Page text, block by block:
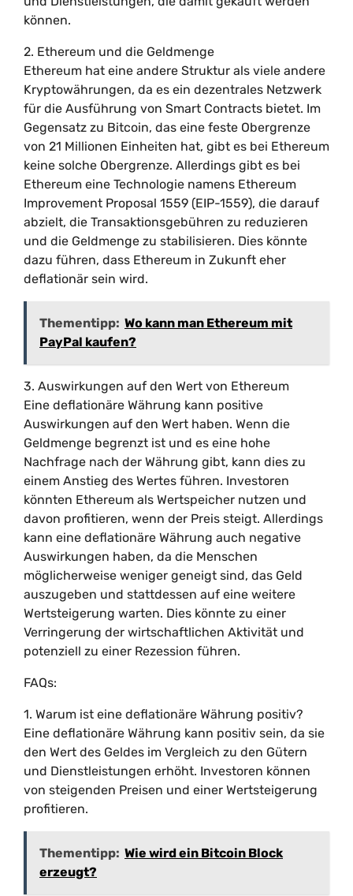
können.
2. Ethereum und die Geldmenge
Ethereum hat eine andere Struktur als viele andere
Kryptowährungen, da es ein dezentrales Netzwerk
für die Ausführung von Smart Contracts bietet. Im
Gegensatz zu Bitcoin, das eine feste Obergrenze
von 21 Millionen Einheiten hat, gibt es bei Ethereum
keine solche Obergrenze. Allerdings gibt es bei
Ethereum eine Technologie namens Ethereum
Improvement Proposal 1559 (EIP-1559), die darauf
abzielt, die Transaktionsgebühren zu reduzieren
und die Geldmenge zu stabilisieren. Dies könnte
dazu führen, dass Ethereum in Zukunft eher
deflationär sein wird.
Thementipp: Wo kann man Ethereum mit
PayPal kaufen?
3. Auswirkungen auf den Wert von Ethereum
Eine deflationäre Währung kann positive
Auswirkungen auf den Wert haben. Wenn die
Geldmenge begrenzt ist und es eine hohe
Nachfrage nach der Währung gibt, kann dies zu
einem Anstieg des Wertes führen. Investoren
könnten Ethereum als Wertspeicher nutzen und
davon profitieren, wenn der Preis steigt. Allerdings
kann eine deflationäre Währung auch negative
Auswirkungen haben, da die Menschen
möglicherweise weniger geneigt sind, das Geld
auszugeben und stattdessen auf eine weitere
Wertsteigerung warten. Dies könnte zu einer
Verringerung der wirtschaftlichen Aktivität und
potenziell zu einer Rezession führen.
FAQs:
1. Warum ist eine deflationäre Währung positiv?
Eine deflationäre Währung kann positiv sein, da sie
den Wert des Geldes im Vergleich zu den Gütern
und Dienstleistungen erhöht. Investoren können
von steigenden Preisen und einer Wertsteigerung
profitieren.
Thementipp: Wie wird ein Bitcoin Block
erzeugt?